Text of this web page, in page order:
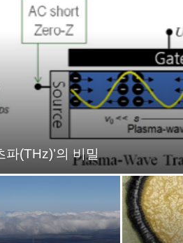
파(THz)’의 비밀